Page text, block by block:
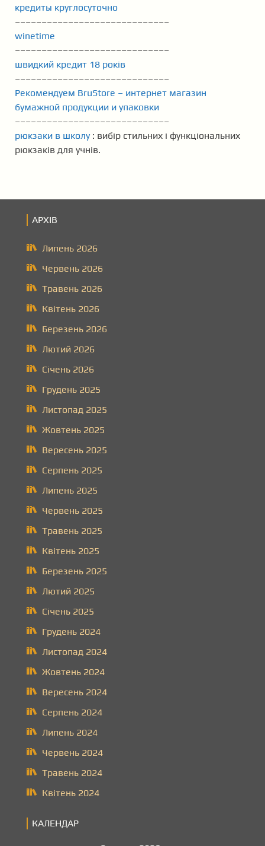
кредиты круглосуточно
–––––––––––––––––––––––––––––
winetime
–––––––––––––––––––––––––––––
швидкий кредит 18 років
–––––––––––––––––––––––––––––
Рекомендуем BruStore – интернет магазин
бумажной продукции и упаковки
–––––––––––––––––––––––––––––
рюкзаки в школу : вибір стильних і функціональних
рюкзаків для учнів.
АРХІВ
Липень 2026
Червень 2026
Травень 2026
Квітень 2026
Березень 2026
Лютий 2026
Січень 2026
Грудень 2025
Листопад 2025
Жовтень 2025
Вересень 2025
Серпень 2025
Липень 2025
Червень 2025
Травень 2025
Квітень 2025
Березень 2025
Лютий 2025
Січень 2025
Грудень 2024
Листопад 2024
Жовтень 2024
Вересень 2024
Серпень 2024
Липень 2024
Червень 2024
Травень 2024
Квітень 2024
КАЛЕНДАР